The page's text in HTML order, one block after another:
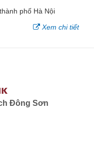
phố Hà Nội
Xem chi tiết
Đông Sơn